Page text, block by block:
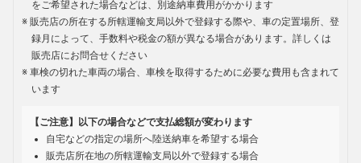
をご希望された場合などは、別途納車費用がかかります
販売店の所在する所轄運輸支局以外で登録する際や、車の定置場所、登
録月によって、手数料や税金の額が異なる場合があります。詳しくは
販売店にお問合せください
車検の切れた車両の場合、車検を取得するために必要な費用も含まれて
います
【ご注意】以下の場合などで支払総額が変わります
自宅などの指定の場所へ陸送納車を希望する場合
販売店所在地の所轄運輸支局以外で登録する場合